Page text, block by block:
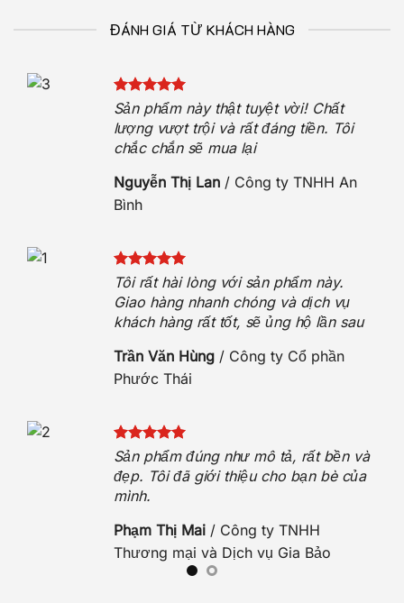
ĐÁNH GIÁ TỪ KHÁCH HÀNG
Sản phẩm này thật tuyệt vời! Chất
lượng vượt trội và rất đáng tiền. Tôi
chắc chắn sẽ mua lại
Nguyễn Thị Lan / Công ty TNHH An
Bình
Tôi rất hài lòng với sản phẩm này.
Giao hàng nhanh chóng và dịch vụ
khách hàng rất tốt, sẽ ủng hộ lần sau
Trần Văn Hùng / Công ty Cổ phần
Phước Thái
Sản phẩm đúng như mô tả, rất bền và
đẹp. Tôi đã giới thiệu cho bạn bè của
mình.
Phạm Thị Mai / Công ty TNHH
Thương mại và Dịch vụ Gia Bảo